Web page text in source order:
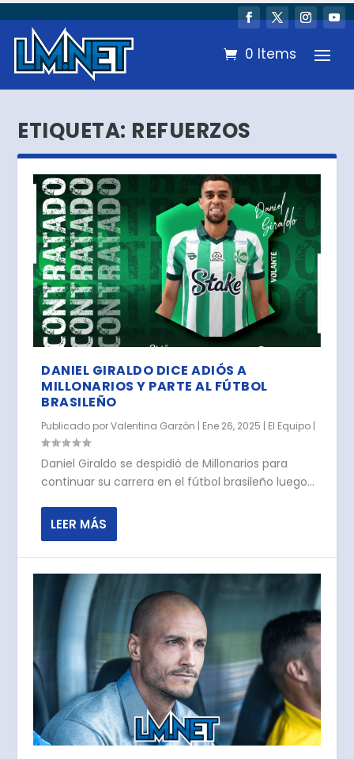
0 Items
ETIQUETA: REFUERZOS
DANIEL GIRALDO DICE ADIÓS A
MILLONARIOS Y PARTE AL FÚTBOL
BRASILEÑO
Publicado porValentina Garzón | Ene 26, 2025 | El Equipo |
Daniel Giraldo se despidió de Millonarios para
continuar su carrera en el fútbol brasileño luego...
LEER MÁS